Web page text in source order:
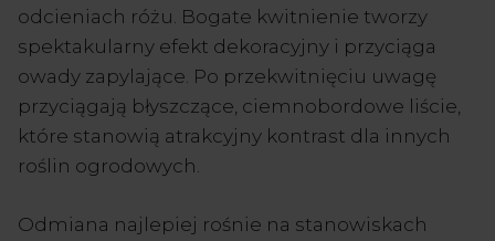
odcieniach różu. Bogate kwitnienie tworzy
spektakularny efekt dekoracyjny i przyciąga
owady zapylające. Po przekwitnięciu uwagę
przyciągają błyszczące, ciemnobordowe liście,
które stanowią atrakcyjny kontrast dla innych
roślin ogrodowych.
Odmiana najlepiej rośnie na stanowiskach